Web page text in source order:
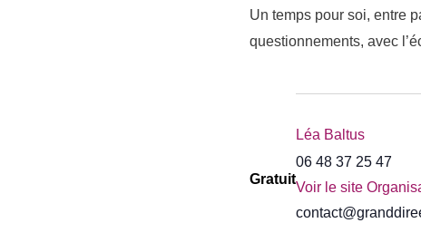
Un temps pour soi, entre
questionnements, avec
Gratuit
Léa Baltus
06 48 37 25 47
Voir le site